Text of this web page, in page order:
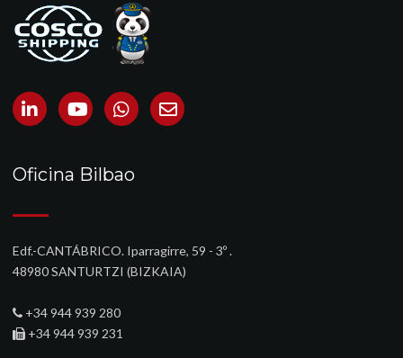
Oficina Bilbao
Edf.-CANTÁBRICO. Iparragirre, 59 - 3º .
48980 SANTURTZI (BIZKAIA)‎
+34 944 939 280
+34 944 939 231